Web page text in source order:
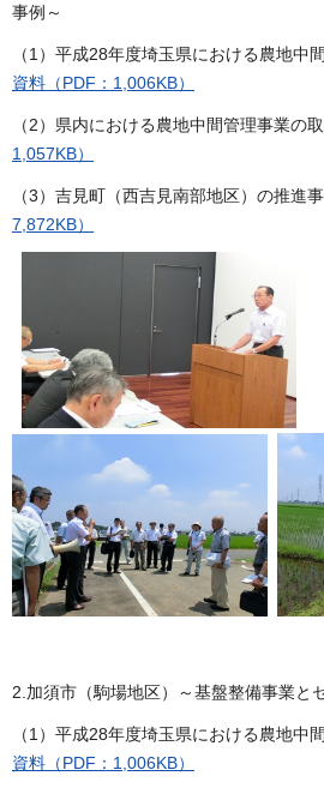
事例～
（1）平成28年度埼玉県における農地中
資料（PDF：1,006KB）
（2）県内における農地中間管理事業の
1,057KB）
（3）吉見町（西吉見南部地区）の推進
7,872KB）
2.加須市（駒場地区）～基盤整備事業と
（1）平成28年度埼玉県における農地中
資料（PDF：1,006KB）